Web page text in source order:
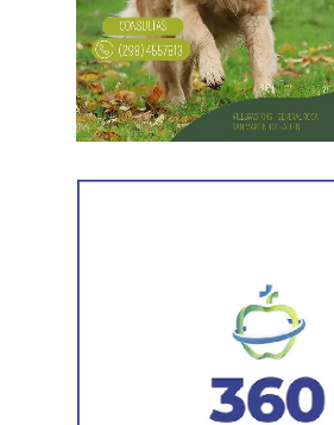
próximas semanas, el operativo
reforzado con dos nuevas
camiones bacheadores, lo que
el ritmo de ejecución y optimizar
mantenimiento en distintos
Por otra parte, el organismo avanza
sectores más deteriorados y mejorar